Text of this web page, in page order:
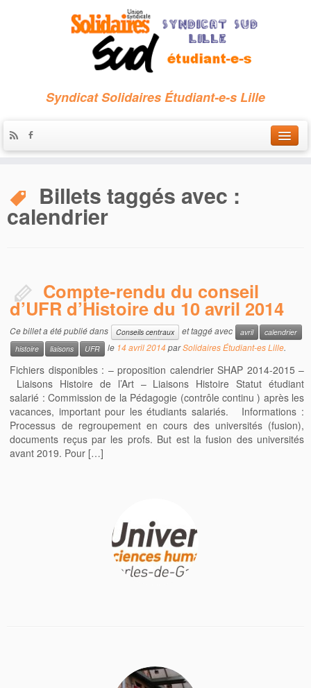
Syndicat Solidaires Étudiant-e-s Lille
Qui sommes-nous ?
Billets taggés avec :
calendrier
Compte-rendu du conseil
d’UFR d’Histoire du 10 avril 2014
Ce billet a été publié dans Conseils centraux et taggé avec avril
calendrier
histoire
liaisons UFR le 14 avril 2014parSolidaires Étudiant-es Lille.
Fichiers disponibles : – proposition calendrier SHAP 2014-2015 –
Liaisons Histoire de l’Art – Liaisons Histoire Statut étudiant
salarié : Commission de la Pédagogie (contrôle continu ) après les
vacances, important pour les étudiants salariés. Informations :
Processus de regroupement en cours des universités (fusion),
documents reçus par les profs. But est la fusion des universités
avant 2019. Pour […]